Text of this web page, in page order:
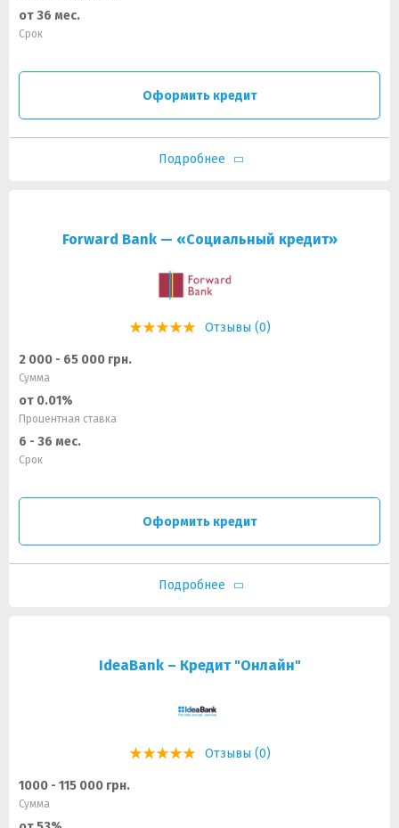
от 36 мес.
Срок
Оформить кредит
Подробнее
Forward Bank — «Социальный кредит»
Отзывы (0)
2 000 - 65 000 грн.
Сумма
от 0.01%
Процентная ставка
6 - 36 мес.
Срок
Оформить кредит
Подробнее
IdeaBank – Кредит "Онлайн"
Отзывы (0)
1000 - 115 000 грн.
Сумма